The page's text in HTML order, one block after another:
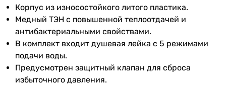
Особенности
модели
индикатор питания,
регулировка температуры,
душевой лейкой
Безопасность
защита от перегрева, клапан
аварийного сброса давления
Корпус из износостойкого литого пластика.
Медный ТЭН с повышенной теплоотдачей и
антибактериальными свойствами.
В комплект входит душевая лейка с 5 режимами
подачи воды.
Предусмотрен защитный клапан для сброса
избыточного давления.